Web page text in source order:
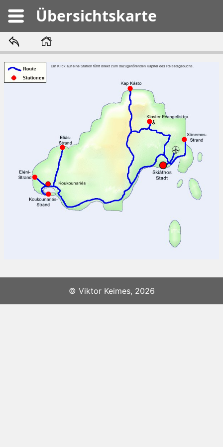
Übersichtskarte
Ein Klick auf eine Station führt direkt zum dazugehörenden Kapitel des Reisetagebuchs.